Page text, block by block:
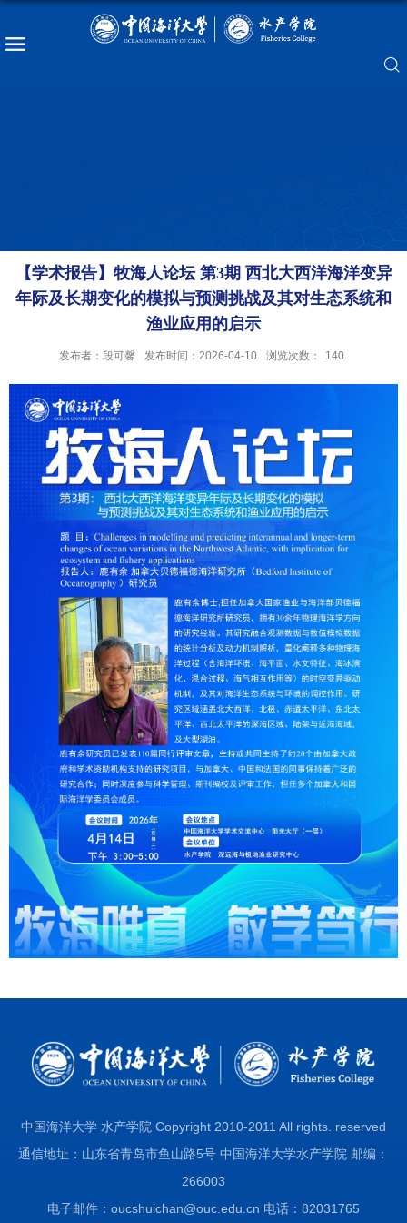
【学术报告】牧海人论坛 第3期 西北大西洋海洋变异
年际及长期变化的模拟与预测挑战及其对生态系统和
渔业应用的启示
发布者：段可馨 发布时间：2026-04-10 浏览次数： 140
中国海洋大学 水产学院 Copyright 2010-2011 All rights. reserved
通信地址：山东省青岛市鱼山路5号 中国海洋大学水产学院 邮编：
266003
电子邮件：oucshuichan@ouc.edu.cn 电话：82031765